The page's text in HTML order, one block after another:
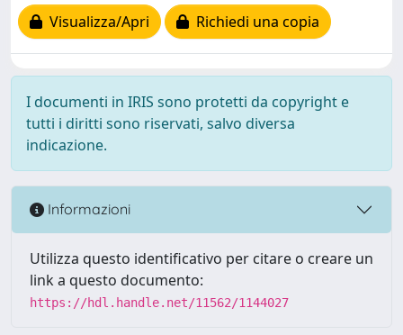
Visualizza/Apri
Richiedi una copia
I documenti in IRIS sono protetti da copyright e
tutti i diritti sono riservati, salvo diversa
indicazione.
Informazioni
Utilizza questo identificativo per citare o creare un
link a questo documento:
https://hdl.handle.net/11562/1144027